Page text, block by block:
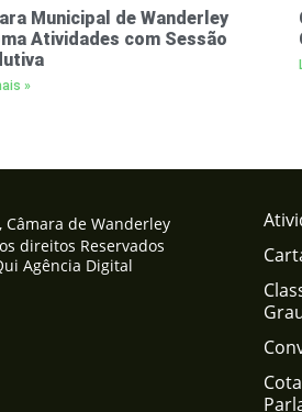
Municipal de Wanderley
Atividades com Sessão
»
Câmara de Wanderley
direitos Reservados
Agência Digital